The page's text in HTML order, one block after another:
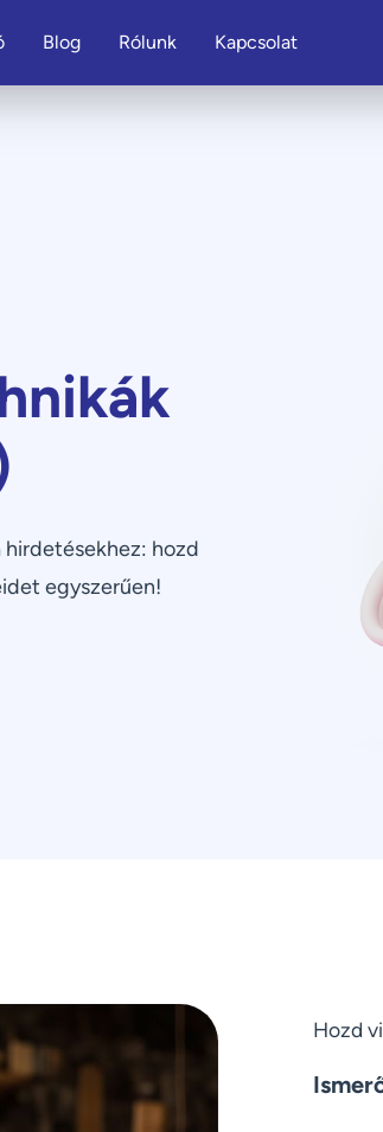
Blog Rólunk Kapcsolat
hozd
egyszerűen!
Hozd